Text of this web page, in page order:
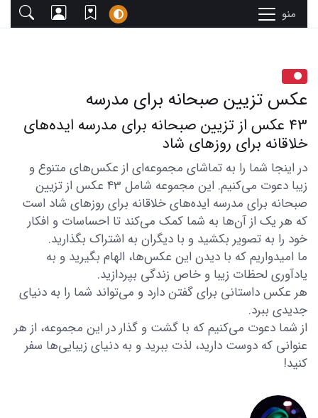
منو
عکس تزیین صبحانه برای مدرسه
43 عکس از تزیین صبحانه برای مدرسه ایده‌های
خلاقانه برای روزهای شاد
در اینجا شما را به تماشای مجموعه‌ای از عکس‌های متنوع و
زیبا دعوت می‌کنیم. این مجموعه شامل 43 عکس از تزیین
صبحانه برای مدرسه ایده‌های خلاقانه برای روزهای شاد است
که هر یک از آن‌ها به شما کمک می‌کند تا احساسات و افکار
خود را به تصویر بکشید و با دیگران به اشتراک بگذارید.
ما امیدواریم که با دیدن این عکس‌ها، الهام بگیرید و به
یادآوری لحظات زیبا و خاص زندگی بپردازید.
هر عکس داستانی برای گفتن دارد و می‌تواند شما را به دنیای
جدیدی ببرد.
از شما دعوت می‌کنیم که با گشت و گذار در این مجموعه، از هر
عنوانی که دوست دارید، لذت ببرید و به دنیای زیبایی‌ها سفر
کنید!